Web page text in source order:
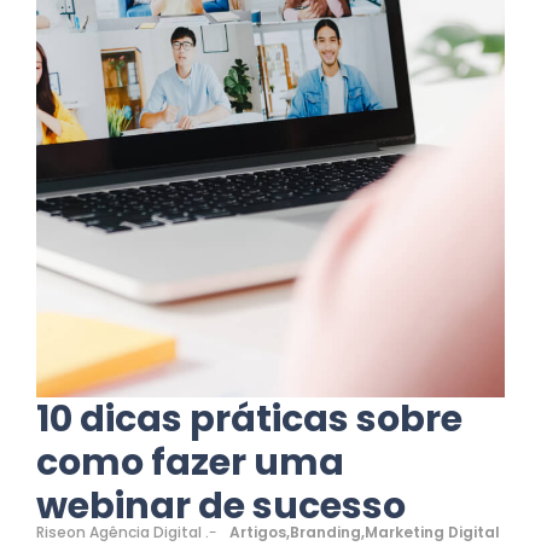
10 dicas práticas sobre
como fazer uma
webinar de sucesso
Riseon Agência Digital .- Artigos,Branding,Marketing Digital